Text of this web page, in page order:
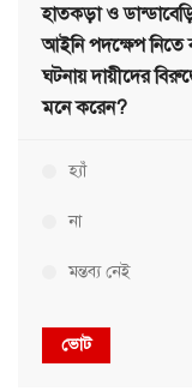
হাতকড়া ও
আইনি পদক্ষেপ নিতে
ঘটনায় দায়ীদের
মনে করেন?
হ্যাঁ
না
মন্তব্য নেই
ভোট